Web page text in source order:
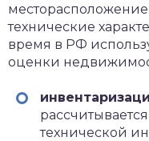
технические
время в РФ
оценки
технической